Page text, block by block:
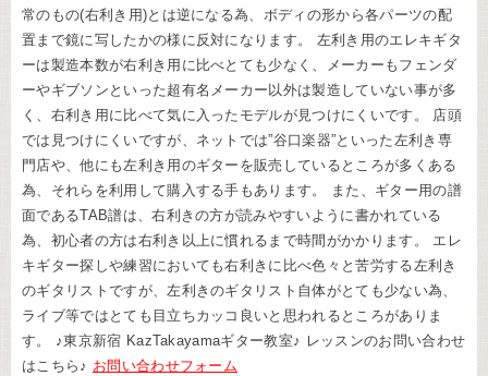
常のもの(右利き用)とは逆になる為、ボディの形から各パーツの配
置まで鏡に写したかの様に反対になります。 左利き用のエレキギタ
ーは製造本数が右利き用に比べとても少なく、メーカーもフェンダ
ーやギブソンといった超有名メーカー以外は製造していない事が多
く、右利き用に比べて気に入ったモデルが見つけにくいです。 店頭
では見つけにくいですが、ネットでは”谷口楽器”といった左利き専
門店や、他にも左利き用のギターを販売しているところが多くある
為、それらを利用して購入する手もあります。 また、ギター用の譜
面であるTAB譜は、右利きの方が読みやすいように書かれている
為、初心者の方は右利き以上に慣れるまで時間がかかります。 エレ
キギター探しや練習においても右利きに比べ色々と苦労する左利き
のギタリストですが、左利きのギタリスト自体がとても少ない為、
ライブ等ではとても目立ちカッコ良いと思われるところがありま
す。 ♪東京新宿 KazTakayamaギター教室♪ レッスンのお問い合わせ
はこちら♪ お問い合わせフォーム